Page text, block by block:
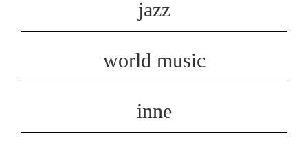
jazz
world music
inne